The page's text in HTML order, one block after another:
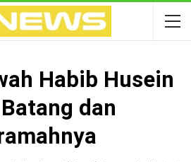
Habib Husein
dan